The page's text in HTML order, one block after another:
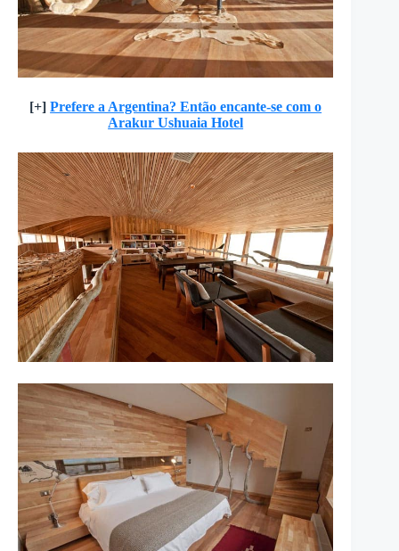
[+]Prefere a Argentina? Então encante-se com o
Arakur Ushuaia Hotel